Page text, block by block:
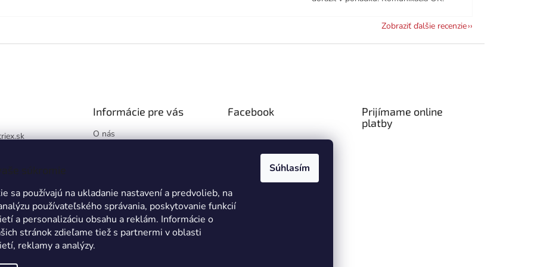
súkromie
sa používajú na ukladanie nastavení a predvolieb, na
používateľského správania, poskytovanie funkcií
a personalizáciu obsahu a reklám. Informácie o
stránok zdieľame tiež s partnermi v oblasti
reklamy a analýzy.
Súhlasím
Zobraziť ďalšie recenzie
Informácie pre vás
O nás
Podmienky ochrany
osobných údajov
Reklamácie a vrátenie tovaru
Zákazková výroba
Facebook
Prijímame online
platby